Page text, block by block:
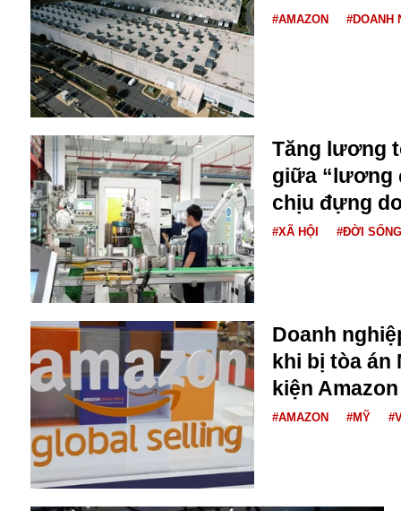
Bói toán
Bóng đá
Bill Gates
BĐS
Bí ẩn
Bitcoin
#AMAZON #DOANH
Tăng lương
giữa “lương
chịu đựng
#XÃ HỘI #ĐỜI SỐNG
Doanh
khi bị tòa án
kiện Amazon
#AMAZON #MỸ